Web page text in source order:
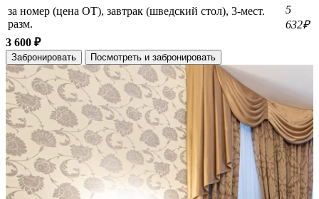
за номер (цена ОТ), завтрак (шведский стол), 3-мест.
разм.
5
632₽
3 600 ₽
Забронировать Посмотреть и забронировать